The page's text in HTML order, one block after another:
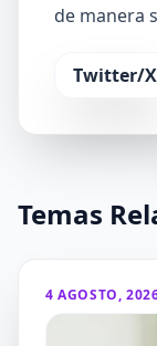
de manera
Twitter/X
Temas
4 AGOSTO,